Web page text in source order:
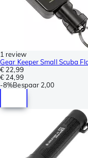
1 review
Gear Keeper Small Scuba
€ 22,99
€ 24,99
-8%Bespaar 2,00